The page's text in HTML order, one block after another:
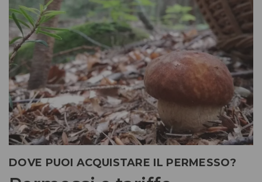
DOVE PUOI ACQUISTARE IL PERMESSO?